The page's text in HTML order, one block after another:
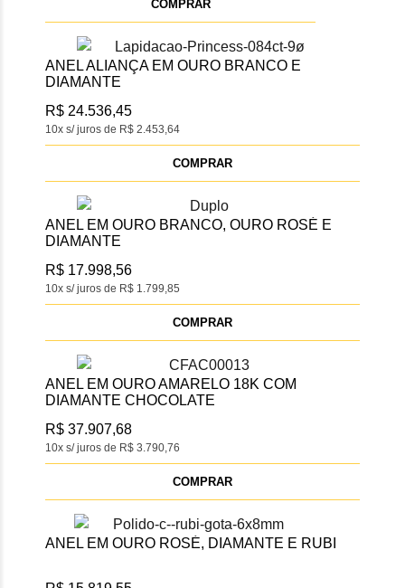
COMPRAR
ANEL ALIANÇA EM OURO BRANCO E
DIAMANTE
10x s/ juros de R$ 2.453,64
R$ 24.536,45
COMPRAR
ANEL EM OURO BRANCO, OURO ROSÉ E
DIAMANTE
10x s/ juros de R$ 1.799,85
R$ 17.998,56
COMPRAR
ANEL EM OURO AMARELO 18K COM
DIAMANTE CHOCOLATE
10x s/ juros de R$ 3.790,76
R$ 37.907,68
COMPRAR
ANEL EM OURO ROSÉ, DIAMANTE E RUBI